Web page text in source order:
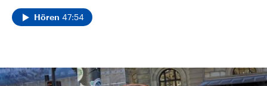
Hören 47:54